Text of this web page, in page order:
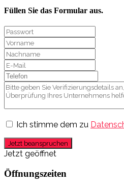
Füllen Sie das Formular aus.
Ich stimme dem zu
Jetzt beanspruchen
Jetzt geöffnet
Öffnungszeiten